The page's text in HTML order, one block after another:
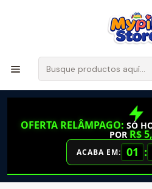
OFERTA RELÂMPAGO: SÓ
POR R$
ACABA EM: 01 :